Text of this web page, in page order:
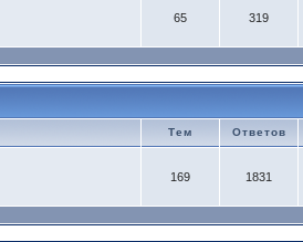
65 319
Тем Ответов
169 1831